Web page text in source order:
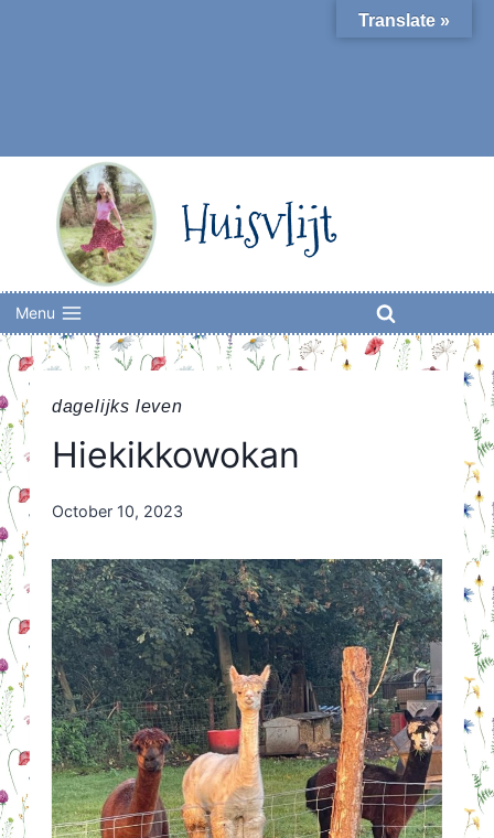
Huisvlijt
Menu
dagelijks leven
Hiekikkowokan
By
Orriëns
October 10, 2023
Translate »